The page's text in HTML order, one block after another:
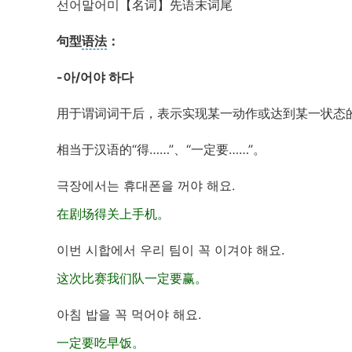
선어말어미【名词】先语末词尾
句型语法：
-아/어야 하다
用于谓词词干后，表示实现某一动作或达到某一状态
相当于汉语的“得……”、“一定要……”。
극장에서는 휴대폰을 꺼야 해요.
在剧场得关上手机。
이번 시합에서 우리 팀이 꼭 이겨야 해요.
这次比赛我们队一定要赢。
아침 밥을 꼭 먹어야 해요.
一定要吃早饭。